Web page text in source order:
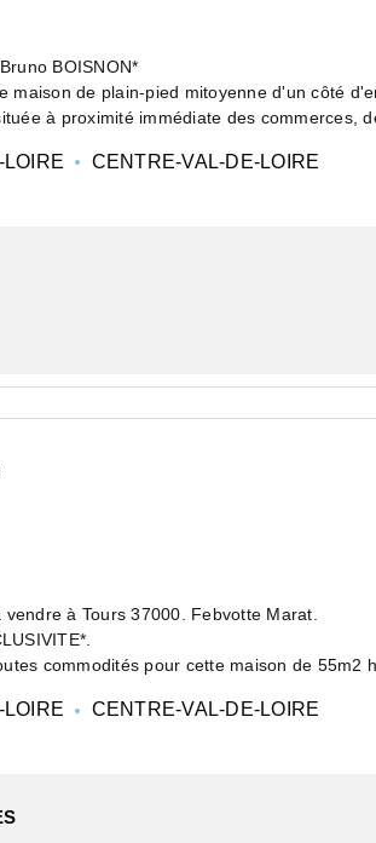
BOISNON*
maison de plain-pied mitoyenne d'un côté
à proximité immédiate des commerces,
LOIRE CENTRE-VAL-DE-LOIRE
à Tours 37000. Febvotte Marat.
commodités pour cette maison de 55m2
LOIRE CENTRE-VAL-DE-LOIRE